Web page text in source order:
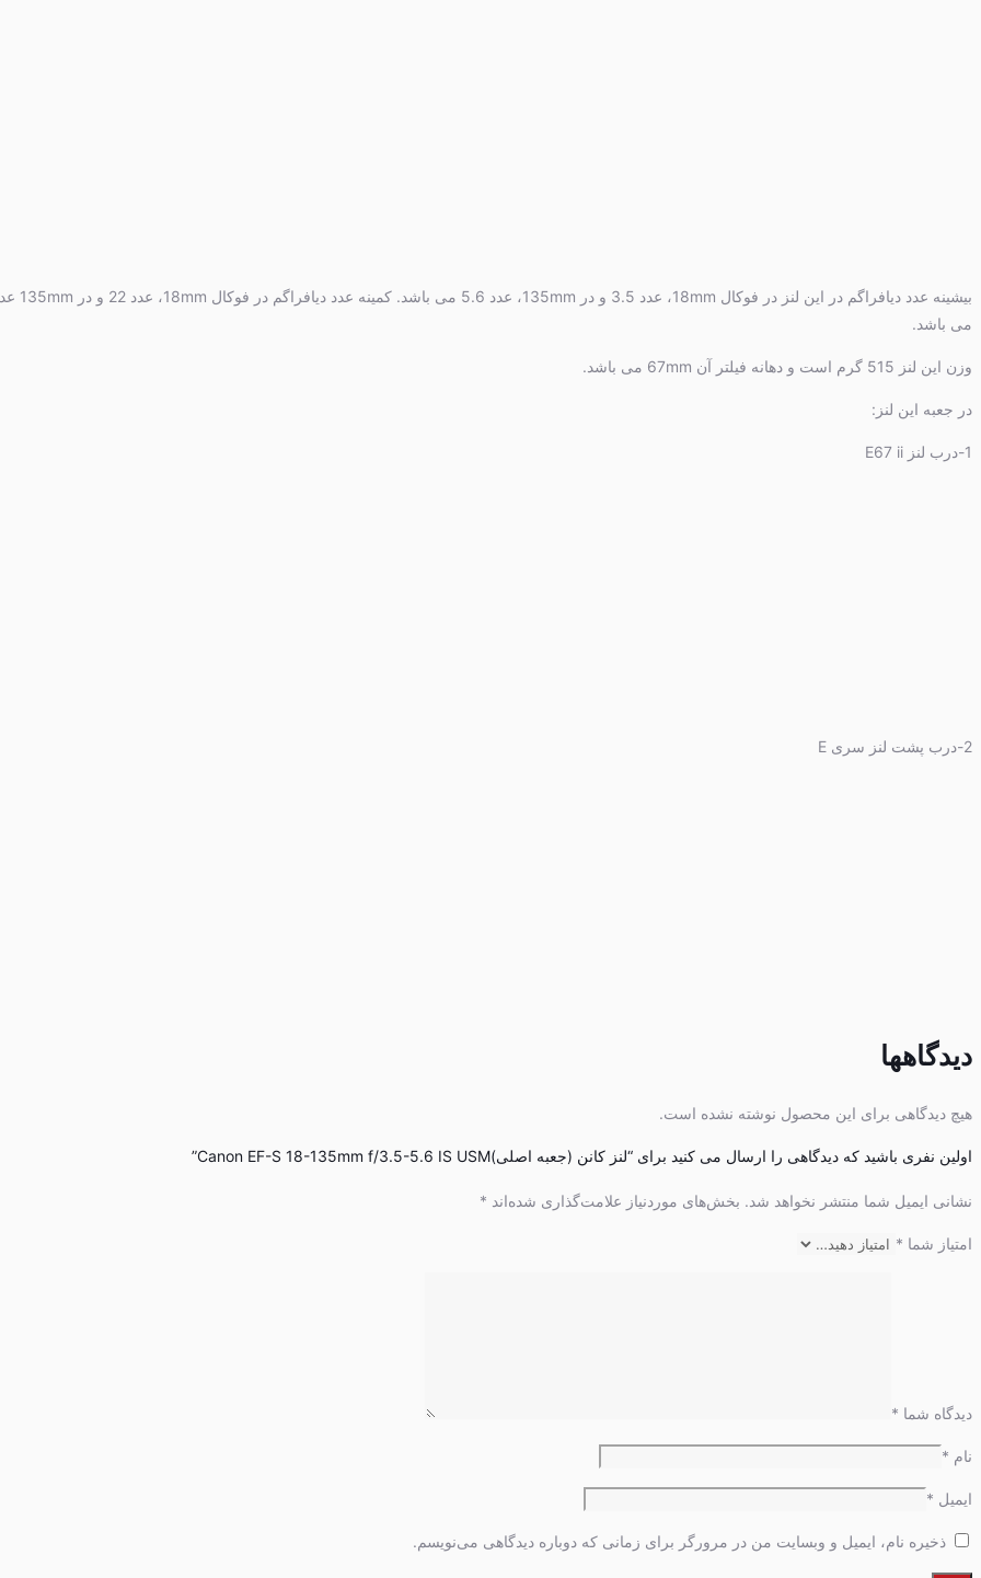
می باشد.
وزن این لنز 515 گرم است و دهانه فیلتر آن 67mm می باشد.
در جعبه این لنز:
1-درب لنز E67 ii
2-درب پشت لنز سری E
دیدگاهها
هیچ دیدگاهی برای این محصول نوشته نشده است.
اولین نفری باشید که دیدگاهی را ارسال می کنید برای “لنز کانن (جعبه اصلی)Canon EF-S 18-135mm f/3.5-5.6 IS USM”
نشانی ایمیل شما منتشر نخواهد شد. بخش‌های موردنیاز علامت‌گذاری شده‌اند *
امتیاز شما *
دیدگاه شما *
نام *
ایمیل *
ذخیره نام، ایمیل و وبسایت من در مرورگر برای زمانی که دوباره دیدگاهی می‌نویسم.